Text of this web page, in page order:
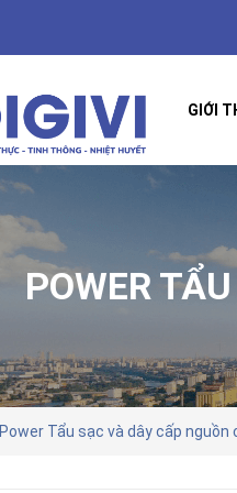
GIỚI
POWER
Power Tẩu sạc và dây cấp nguồn